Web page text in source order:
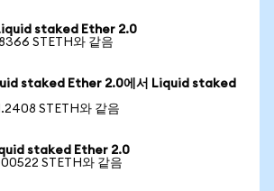
staked Ether 2.0
STETH와 같음
staked Ether 2.0에서 Liquid staked
STETH와 같음
staked Ether 2.0
STETH와 같음